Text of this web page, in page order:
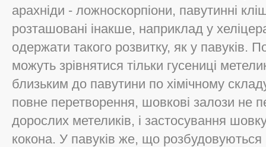
арахніди - ложноскорпіони, павутинні
розташовані інакше, наприклад у
одержати такого розвитку, як у павуків.
можуть зрівнятися тільки гусениці
близьким до павутини по хімічному
повне перетворення, шовкові залози не
дорослих метеликів, і застосування
кокона. У павуків же, що